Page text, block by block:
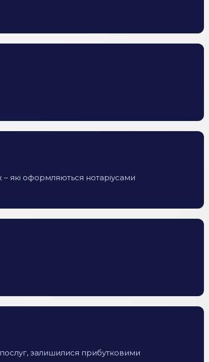
які оформляються нотаріусами
послуг, залишилися прибутковими